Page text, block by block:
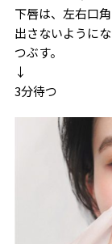
下唇は、左右口
出さないように
つぶす。
↓
3分待つ